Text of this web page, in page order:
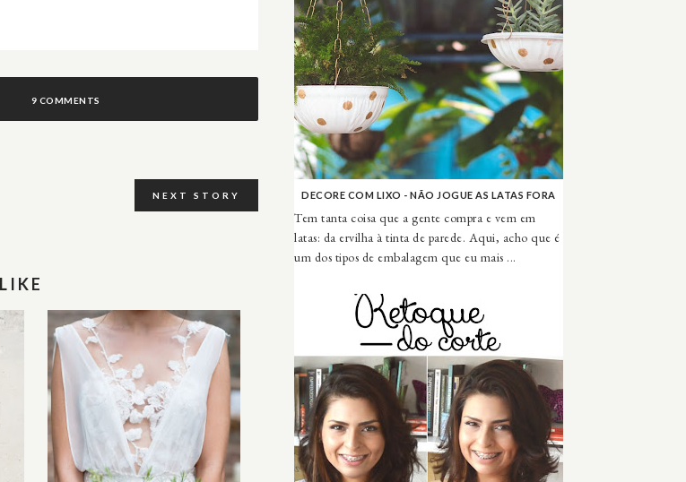
9 COMMENTS
NEXT STORY DECORE COM LIXO - NÃO JOGUE AS LATAS FORA
Tem tanta coisa que a gente compra e vem em
latas: da ervilha à tinta de parede. Aqui, acho que é
um dos tipos de embalagem que eu mais ...